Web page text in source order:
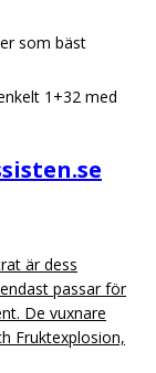
som bäst
1+32 med
är dess
passar för
De vuxnare
Fruktexplosion,